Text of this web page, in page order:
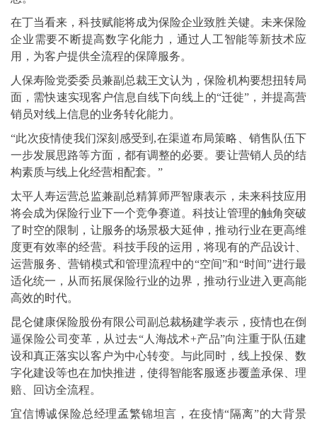
在丁当看来，科技赋能将成为保险企业致胜关键。未来保险
企业需要不断提高数字化能力，通过人工智能等新技术应
用，为客户提供全流程的保障服务。
人保寿险党委委员兼副总裁王文认为，保险机构要想扭转局
面，需快速实现客户信息自线下向线上的“迁徙”，并提高营
销员对线上信息的业务转化能力。
“此次疫情使我们深刻感受到,在渠道布局策略、销售队伍下
一步发展思路等方面，都有调整的必要。要让营销人员的结
构素质与线上化经营相配套。”
太平人寿运营总监兼副总精算师严智康表示，未来科技应用
将会成为保险行业下一个竞争赛道。科技让管理的触角突破
了时空的限制，让服务的场景极大延伸，推动行业在更高维
度更有效率的经营。科技手段的运用，将现有的产品设计、
运营服务、营销模式和管理流程中的“空间”和“时间”进行最
适化统一，从而拓展保险行业的边界，推动行业进入更高能
高效的时代。
昆仑健康保险股份有限公司副总裁杨建学表示，疫情也在倒
逼保险公司变革，从过去“人海战术+产品”向注重于队伍建
设和真正落实以客户为中心转变。与此同时，线上投保、数
字化建设等也在加快推进，使得智能客服逐步覆盖承保、理
赔、回访全流程。
宜信博诚保险总经理孟繁锦坦言，在疫情“隔离”的大背景